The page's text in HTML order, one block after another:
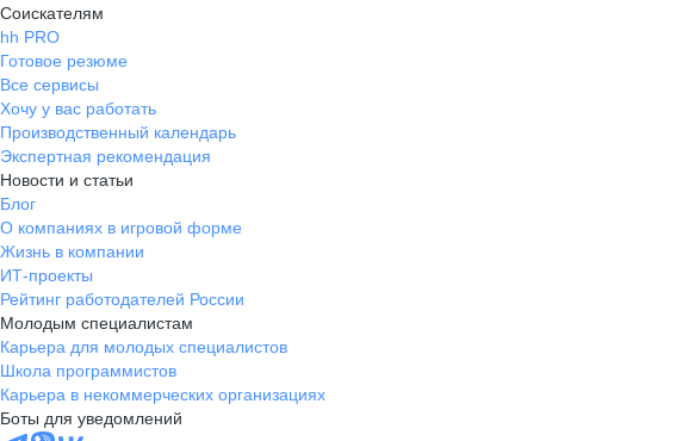
Соискателям
hh PRO
Готовое резюме
Все сервисы
Хочу у вас работать
Производственный календарь
Экспертная рекомендация
Новости и статьи
Блог
О компаниях в игровой форме
Жизнь в компании
ИТ-проекты
Рейтинг работодателей России
Молодым специалистам
Карьера для молодых специалистов
Школа программистов
Карьера в некоммерческих организациях
Боты для уведомлений